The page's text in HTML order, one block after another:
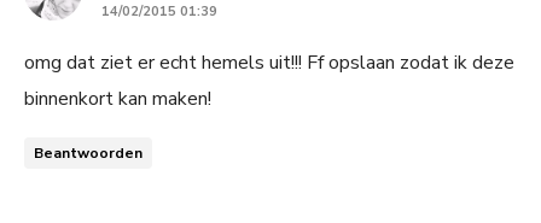
14/02/2015 01:39
omg dat ziet er echt hemels uit!!! Ff opslaan zodat ik deze
binnenkort kan maken!
Beantwoorden